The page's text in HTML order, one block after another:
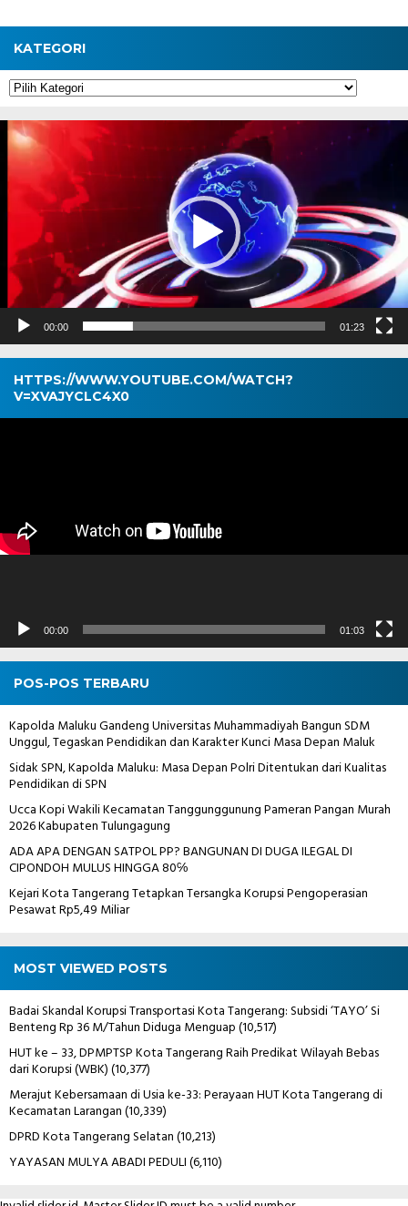
KATEGORI
Kategori
Pemutar
Video
00:00 01:23
HTTPS://WWW.YOUTUBE.COM/WATCH?
V=XVAJYCLC4X0
Pemutar
00:00 01:03
POS-POS TERBARU
Kapolda Maluku Gandeng Universitas Muhammadiyah Bangun SDM
Unggul, Tegaskan Pendidikan dan Karakter Kunci Masa Depan Maluk
Sidak SPN, Kapolda Maluku: Masa Depan Polri Ditentukan dari Kualitas
Pendidikan di SPN
Ucca Kopi Wakili Kecamatan Tanggunggunung Pameran Pangan Murah
2026 Kabupaten Tulungagung
ADA APA DENGAN SATPOL PP? BANGUNAN DI DUGA ILEGAL DI
CIPONDOH MULUS HINGGA 80℅
Kejari Kota Tangerang Tetapkan Tersangka Korupsi Pengoperasian
Pesawat Rp5,49 Miliar
MOST VIEWED POSTS
Badai Skandal Korupsi Transportasi Kota Tangerang: Subsidi ‘TAYO’ Si
Benteng Rp 36 M/Tahun Diduga Menguap(10,517)
HUT ke – 33, DPMPTSP Kota Tangerang Raih Predikat Wilayah Bebas
dari Korupsi (WBK)(10,377)
Merajut Kebersamaan di Usia ke-33: Perayaan HUT Kota Tangerang di
Kecamatan Larangan(10,339)
DPRD Kota Tangerang Selatan(10,213)
YAYASAN MULYA ABADI PEDULI(6,110)